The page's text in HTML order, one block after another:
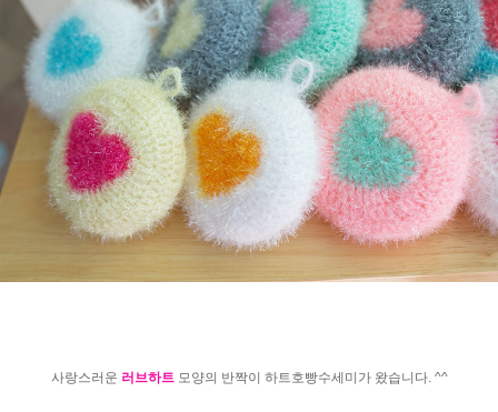
사랑스러운 러브하트 모양의 반짝이 하트호빵수세미가 왔습니다. ^^